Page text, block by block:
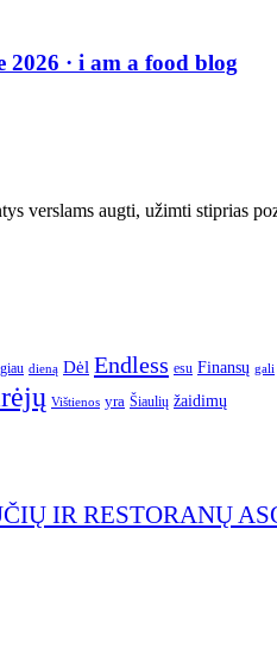
· i am a food blog
verslams augti, užimti stiprias
dieną Dėl Endless esu Finansų gali
Vištienos yra Šiaulių žaidimų
IR RESTORANŲ